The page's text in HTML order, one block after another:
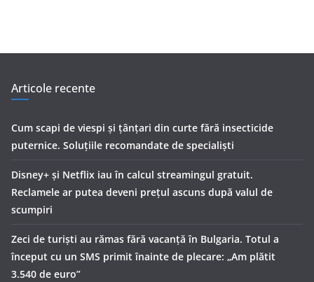
Articole recente
Cum scapi de viespi și țânțari din curte fără insecticide
puternice. Soluțiile recomandate de specialiști
Disney+ și Netflix iau în calcul streamingul gratuit.
Reclamele ar putea deveni prețul ascuns după valul de
scumpiri
Zeci de turiști au rămas fără vacanță în Bulgaria. Totul a
început cu un SMS primit înainte de plecare: „Am plătit
3.540 de euro”